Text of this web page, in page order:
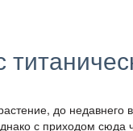
до недавнего
с приходом